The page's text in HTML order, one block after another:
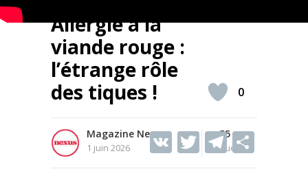
Allergie à la
viande rouge :
l’étrange rôle
des tiques !
Magazine Nexus
1 juin 2026
55
Vues
V T T
0